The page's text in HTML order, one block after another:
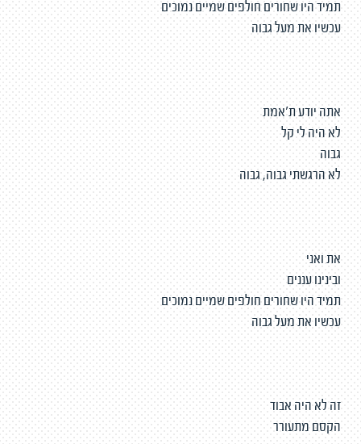
תמיד היו שחורים חולפים שמיים נמוכים
עכשיו את מעל גבוה
אתה יודע ת'אמת
לא היה לי קל
גבוה
לא הרגשתי גבוה, גבוה
את ואני
ובינינו עננים
תמיד היו שחורים חולפים שמיים נמוכים
עכשיו את מעל גבוה
זה לא היה אבוד
הקסם מתעורר